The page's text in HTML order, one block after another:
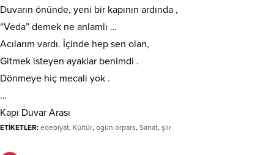
Duvarın önünde, yeni bir kapının ardında ,
“Veda” demek ne anlamlı …
Acılarım vardı. İçinde hep sen olan,
Gitmek isteyen ayaklar benimdi .
Dönmeye hiç mecali yok .
…
Kapı Duvar Arası
ETİKETLER: edebiyat, Kültür, ogün orpars, Sanat, şiir